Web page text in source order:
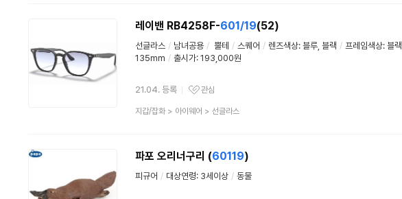
레이밴 RB4258F-601/19(52)
선글라스 / 남녀공용 / 뿔테 / 스퀘어 / 렌즈색상: 블루, 블랙 / 프레임색상: 블랙
135mm / 출시가: 193,000원
21.04. 등록
관심상품
관심
상
지갑/잡화> 아이웨어 > 선글라스
파포 오리너구리 (60119)
피규어 / 대상연령: 3세이상 / 동물